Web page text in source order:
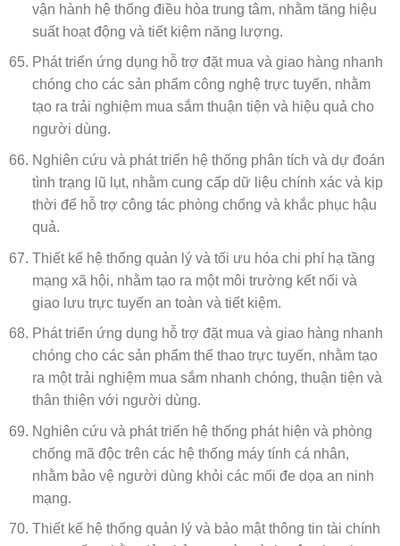
vận hành hệ thống điều hòa trung tâm, nhằm tăng hiệu
suất hoạt động và tiết kiệm năng lượng.
Phát triển ứng dụng hỗ trợ đặt mua và giao hàng nhanh
chóng cho các sản phẩm công nghệ trực tuyến, nhằm
tạo ra trải nghiệm mua sắm thuận tiện và hiệu quả cho
người dùng.
Nghiên cứu và phát triển hệ thống phân tích và dự đoán
tình trạng lũ lụt, nhằm cung cấp dữ liệu chính xác và kịp
thời để hỗ trợ công tác phòng chống và khắc phục hậu
quả.
Thiết kế hệ thống quản lý và tối ưu hóa chi phí hạ tầng
mạng xã hội, nhằm tạo ra một môi trường kết nối và
giao lưu trực tuyến an toàn và tiết kiệm.
Phát triển ứng dụng hỗ trợ đặt mua và giao hàng nhanh
chóng cho các sản phẩm thể thao trực tuyến, nhằm tạo
ra một trải nghiệm mua sắm nhanh chóng, thuận tiện và
thân thiện với người dùng.
Nghiên cứu và phát triển hệ thống phát hiện và phòng
chống mã độc trên các hệ thống máy tính cá nhân,
nhằm bảo vệ người dùng khỏi các mối đe dọa an ninh
mạng.
Thiết kế hệ thống quản lý và bảo mật thông tin tài chính